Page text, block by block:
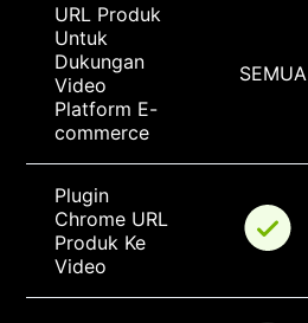
URL Produk
Untuk
Dukungan
Video
Platform E-
commerce
SEMUA
Plugin
Chrome URL
Produk Ke
Video